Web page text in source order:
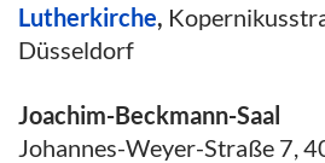
Lutherkirche,
Düsseldorf
Joachim-Beckmann-Saal
Johannes-Weyer-Straße 7,